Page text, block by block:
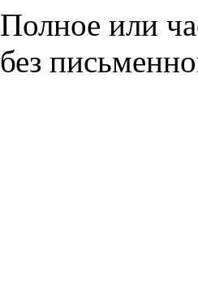
Полное или
без